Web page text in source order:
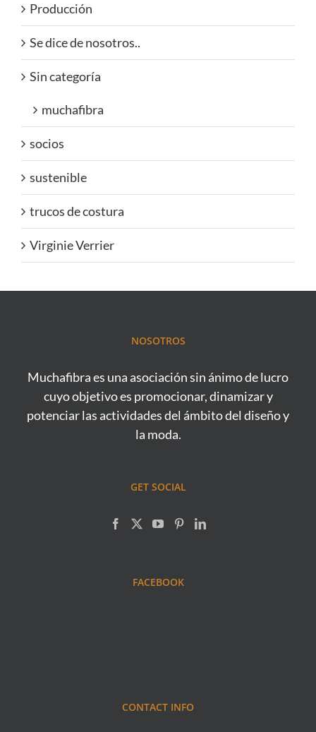
Producción
Se dice de nosotros..
Sin categoría
muchafibra
socios
sustenible
trucos de costura
Virginie Verrier
NOSOTROS
Muchafibra es una asociación sin ánimo de lucro
cuyo objetivo es promocionar, dinamizar y
potenciar las actividades del ámbito del diseño y
la moda.
GET SOCIAL
FACEBOOK
CONTACT INFO